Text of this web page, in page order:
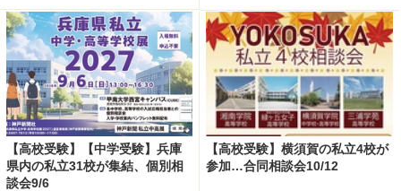
【高校受験】【中学受験】兵庫
県内の私立31校が集結、個別相
談会9/6
【高校受験】横須賀の私立4校が
参加…合同相談会10/12